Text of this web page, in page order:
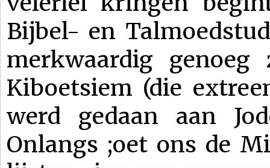
Bijbel- en
merkwaardig
Kiboetsiem (die
werd gedaan aan
Onlangs ;oet ons de